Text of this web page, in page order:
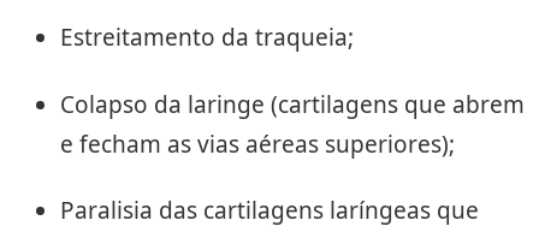
Estreitamento da traqueia;
Colapso da laringe (cartilagens que abrem
e fecham as vias aéreas superiores);
Paralisia das cartilagens laríngeas que